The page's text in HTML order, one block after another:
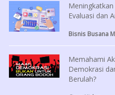
Evaluasi dan
Bisnis Busana
Memahami
Demokrasi
Berulah?